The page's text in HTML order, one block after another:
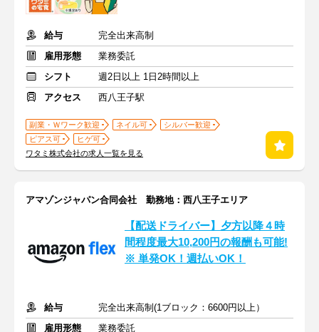
給与
完全出来高制
雇用形態
業務委託
シフト
週2日以上 1日2時間以上
アクセス
西八王子駅
副業・Ｗワーク歓迎 ネイル可
シルバー歓迎
ピアス可
ヒゲ可
ワタミ株式会社の求人一覧を見る
アマゾンジャパン合同会社 勤務地：西八王子エリア
【配送ドライバー】夕方以降４時
間程度最大10,200円の報酬も可能!
※ 単発OK！週払いOK！
給与
完全出来高制(1ブロック：6600円以上）
雇用形態
業務委託